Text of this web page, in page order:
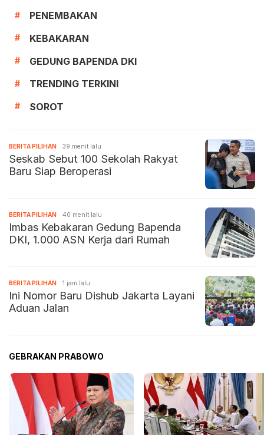
# PENEMBAKAN
# KEBAKARAN
# GEDUNG BAPENDA DKI
# TRENDING TERKINI
# SOROT
BERITA PILIHAN 39 menit lalu
Seskab Sebut 100 Sekolah Rakyat
Baru Siap Beroperasi
BERITA PILIHAN 40 menit lalu
Imbas Kebakaran Gedung Bapenda
DKI, 1.000 ASN Kerja dari Rumah
BERITA PILIHAN 1 jam lalu
Ini Nomor Baru Dishub Jakarta Layani
Aduan Jalan
GEBRAKAN PRABOWO